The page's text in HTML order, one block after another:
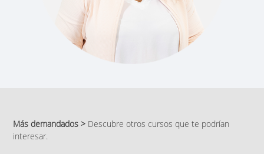
Más demandados > Descubre otros cursos que te podrían
interesar.